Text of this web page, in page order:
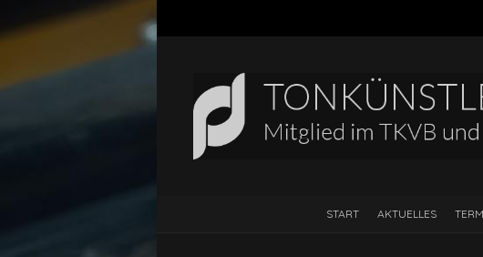
START AKTUELLES